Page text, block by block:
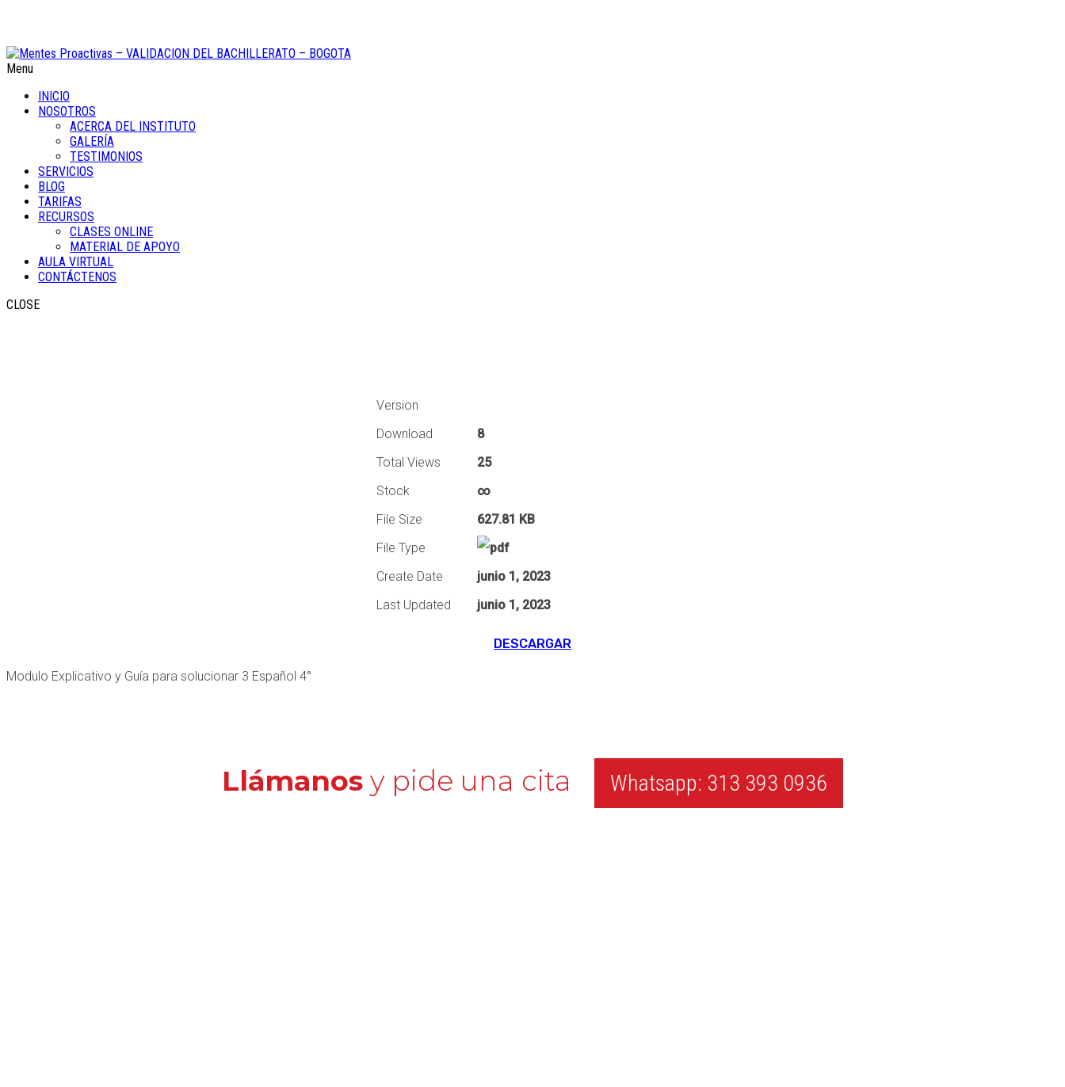
Menu
INICIO
NOSOTROS
ACERCA DEL INSTITUTO
GALERÍA
TESTIMONIOS
SERVICIOS
BLOG
TARIFAS
RECURSOS
CLASES ONLINE
MATERIAL DE APOYO
AULA VIRTUAL
CONTÁCTENOS
CLOSE
Version
Download
8
Total Views
25
Stock
∞
File Size
627.81 KB
File Type
Create Date
junio 1, 2023
Last Updated
junio 1, 2023
DESCARGAR
Modulo Explicativo y Guía para solucionar 3 Español 4°
Llámanos y pide una cita Whatsapp: 313 393 0936